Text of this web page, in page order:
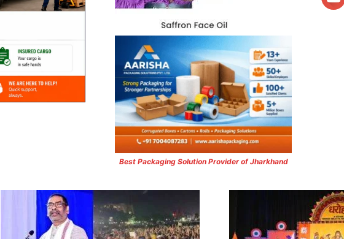
Best Packaging Solution Provider of Jharkhand